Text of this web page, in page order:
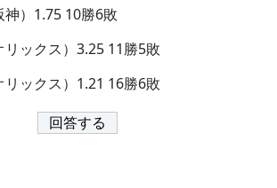
）1.75 10勝6敗
リックス）3.25 11勝5敗
リックス）1.21 16勝6敗